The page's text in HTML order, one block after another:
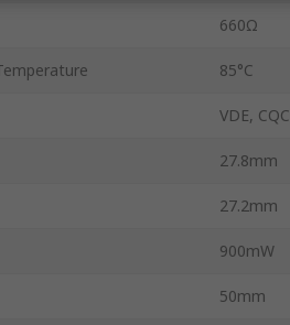
660Ω
85°C
VDE, CQC
27.8mm
27.2mm
900mW
50mm